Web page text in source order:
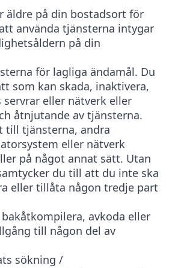
äldre på din bostadsort för
använda tjänsterna intygar
på din
för lagliga ändamål. Du
som kan skada, inaktivera,
eller nätverk eller
åtnjutande av tjänsterna.
till tjänsterna, andra
eller nätverk
på något annat sätt. Utan
du till att du inte ska
eller tillåta någon tredje part
avkoda eller
till någon del av
sökning /